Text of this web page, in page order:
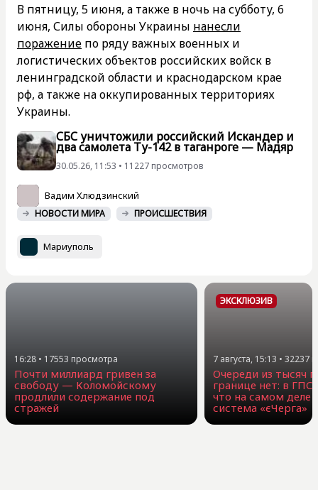
В пятницу, 5 июня, а также в ночь на субботу, 6
июня, Силы обороны Украины нанесли
поражение по ряду важных военных и
логистических объектов российских войск в
ленинградской области и краснодарском крае
рф, а также на оккупированных территориях
Украины.
СБС уничтожили российский Искандер и
два самолета Ту-142 в таганроге — Мадяр
30.05.26, 11:53 • 11227 просмотров
Вадим Хлюдзинский
НОВОСТИ МИРА ПРОИСШЕСТВИЯ
Мариуполь
16:28 • 17553 просмотра
Почти миллиард гривен за
свободу — Коломойскому
продлили содержание под
стражей
ЭКСКЛЮЗИВ
7 августа, 15:13 • 32237
Очереди из тысяч
границе нет: в
что на самом деле
система «єЧерга»